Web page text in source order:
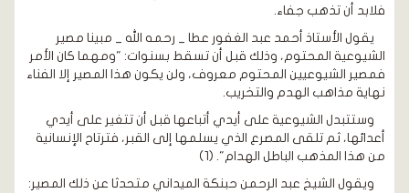
فلابد أن تذهب جفاء.
يقول الأستاذ أحمد عبد الغفور عطا _ رحمه الله _ مبينا مصير
الشيوعية المحتوم، وذلك قبل أن تسقط بسنوات: "ومهما كان الأمر
فمصير الشيوعيين المحتوم معروف، ولن يكون هذا المصير إلا الفناء
نهاية مذاهب الهدم والتخريب.
وستتبدل الشيوعية على أيدي أتباعها قبل أن تتغير على أيدي
أعدائها، ثم تلقى المصرع الذي يسلمها إلى القبر، فترتاح الإنسانية
من هذا المذهب الباطل الهدام". (1)
ويقول الشيخ عبد الرحمن حبنكة الميداني متحدثا عن ذلك المصير: